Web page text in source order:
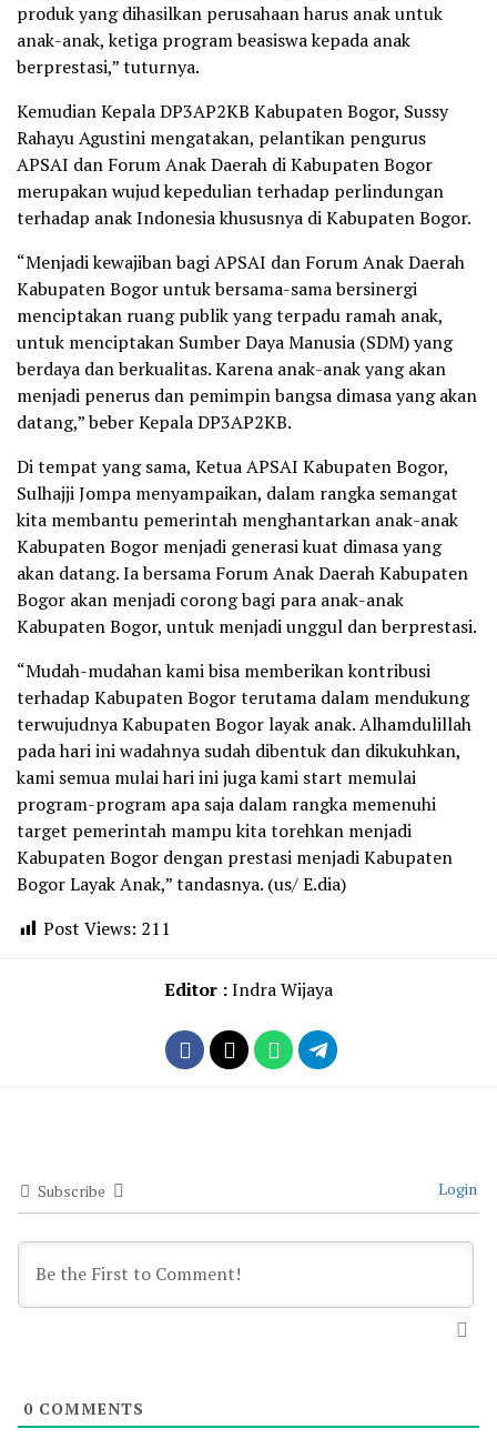
produk yang dihasilkan perusahaan harus anak untuk
anak-anak, ketiga program beasiswa kepada anak
berprestasi,” tuturnya.
Kemudian Kepala DP3AP2KB Kabupaten Bogor, Sussy
Rahayu Agustini mengatakan, pelantikan pengurus
APSAI dan Forum Anak Daerah di Kabupaten Bogor
merupakan wujud kepedulian terhadap perlindungan
terhadap anak Indonesia khususnya di Kabupaten Bogor.
“Menjadi kewajiban bagi APSAI dan Forum Anak Daerah
Kabupaten Bogor untuk bersama-sama bersinergi
menciptakan ruang publik yang terpadu ramah anak,
untuk menciptakan Sumber Daya Manusia (SDM) yang
berdaya dan berkualitas. Karena anak-anak yang akan
menjadi penerus dan pemimpin bangsa dimasa yang akan
datang,” beber Kepala DP3AP2KB.
Di tempat yang sama, Ketua APSAI Kabupaten Bogor,
Sulhajji Jompa menyampaikan, dalam rangka semangat
kita membantu pemerintah menghantarkan anak-anak
Kabupaten Bogor menjadi generasi kuat dimasa yang
akan datang. Ia bersama Forum Anak Daerah Kabupaten
Bogor akan menjadi corong bagi para anak-anak
Kabupaten Bogor, untuk menjadi unggul dan berprestasi.
“Mudah-mudahan kami bisa memberikan kontribusi
terhadap Kabupaten Bogor terutama dalam mendukung
terwujudnya Kabupaten Bogor layak anak. Alhamdulillah
pada hari ini wadahnya sudah dibentuk dan dikukuhkan,
kami semua mulai hari ini juga kami start memulai
program-program apa saja dalam rangka memenuhi
target pemerintah mampu kita torehkan menjadi
Kabupaten Bogor dengan prestasi menjadi Kabupaten
Bogor Layak Anak,” tandasnya. (us/ E.dia)
Post Views: 211
Editor :Indra Wijaya
Subscribe Login
0 COMMENTS